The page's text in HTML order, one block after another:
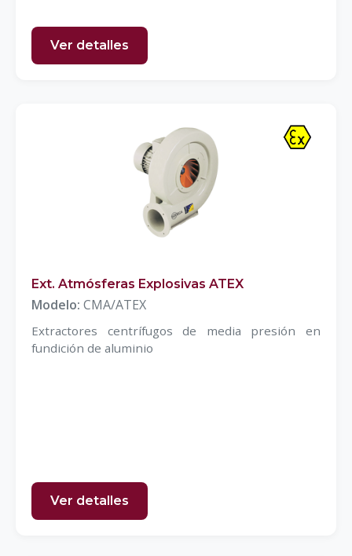
Ver detalles
Ext. Atmósferas Explosivas ATEX
Modelo: CMA/ATEX
Extractores centrífugos de media presión en
fundición de aluminio
Ver detalles